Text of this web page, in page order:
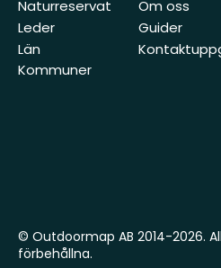
Naturreservat
Leder
Län
Kommuner
Om oss
Guider
© Outdoormap AB 2014-2026.
förbehållna.